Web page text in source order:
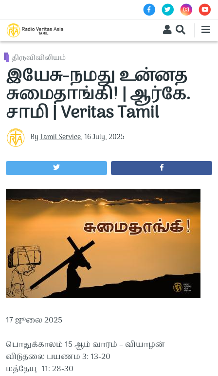
திருவிவிலியம்
இயேசு-நமது உன்னத
சுமைதாங்கி! | ஆர்கே.
சாமி | Veritas Tamil
ByTamil Service,16 July, 2025
17 ஜூலை 2025
பொதுக்காலம் 15 ஆம் வாரம் – வியாழன்
விடுதலை பயணம 3: 13-20
மத்தேயு 11: 28-30